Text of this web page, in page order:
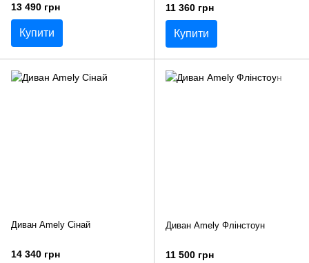
13 490 грн
Купити
11 360 грн
Купити
Диван Amely Сінай
14 340 грн
Диван Amely Флінстоун
11 500 грн